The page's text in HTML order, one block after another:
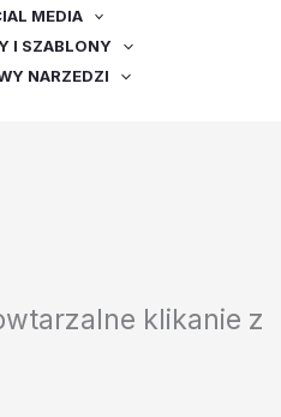
MEDIA
I SZABLONY
NARZEDZI
klikanie z